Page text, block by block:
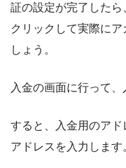
証の設定が完了した
クリックして実際に
しょう。
入金の画面に行って、
すると、入金用のア
アドレスを入力します